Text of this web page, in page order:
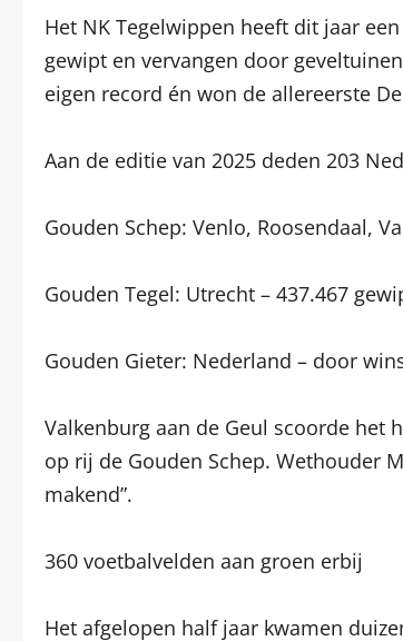
Het NK Tegelwippen heeft dit jaar
gewipt en vervangen door
eigen record én won de allereerste
Aan de editie van 2025 deden 203
Gouden Schep: Venlo, Roosendaal,
Gouden Tegel: Utrecht – 437.467
Gouden Gieter: Nederland – door
Valkenburg aan de Geul scoorde het
op rij de Gouden Schep. Wethouder
makend”.
360 voetbalvelden aan groen erbij
Het afgelopen half jaar kwamen